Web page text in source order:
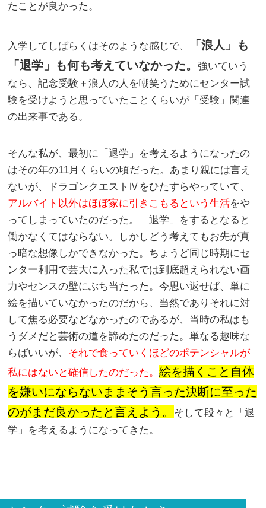
たことが良かった。
入学してしばらくはそのような感じで、
「浪人」も
「退学」も何も考えていなかった。強いていう
なら、記念受験＋浪人の人を嘲笑うためにセンター試
験を受けようと思っていたことくらいが「受験」関連
の出来事である。
そんな私が、最初に「退学」を考えるようになったの
はその年の11月くらいの頃だった。あまり親には言え
ないが、ドラゴンクエストⅣをひたすらやっていて、
アルバイト以外はほぼ家に引きこもるという生活をや
ってしまっていたのだった。「退学」をするとなると
働かなくてはならない。しかしどう考えてもお先が真
っ暗な想像しかできなかった。ちょうど同じ時期にセ
ンター利用で芸大に入った私では到底超えられない画
力やセンスの壁にぶち当たった。今思い返せば、単に
絵を描いていなかったのだから、当然でありそれに対
して焦る必要などなかったのであるが、当時の私はも
うダメだと芸術の道を諦めたのだった。単なる趣味な
らばいいが、 それで食っていくほどのポテンシャルが
私にはないと確信したのだった。絵を描くこと自体
を嫌いにならないままそう言った決断に至った
のがまだ良かったと言えよう。
そして段々と「退
学」を考えるようになってきた。